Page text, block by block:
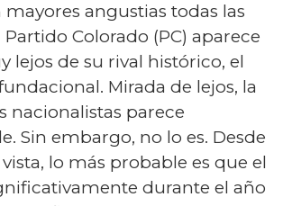
angustias todas las
Partido Colorado (PC) aparece
lejos de su rival histórico, el
Mirada de lejos, la
nacionalistas parece
Sin embargo, no lo es. Desde
lo más probable es que el
durante el año